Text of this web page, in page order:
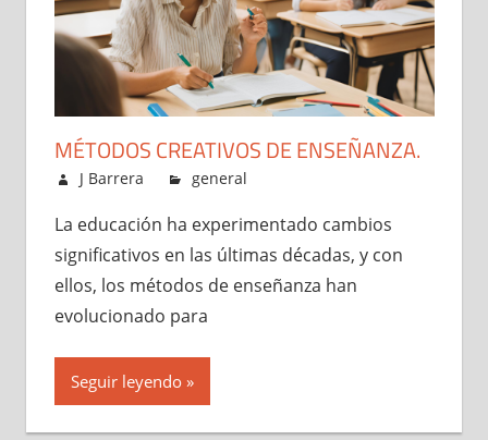
MÉTODOS CREATIVOS DE ENSEÑANZA.
agosto 16, 2024
J Barrera general
La educación ha experimentado cambios
significativos en las últimas décadas, y con
ellos, los métodos de enseñanza han
evolucionado para
Seguir leyendo